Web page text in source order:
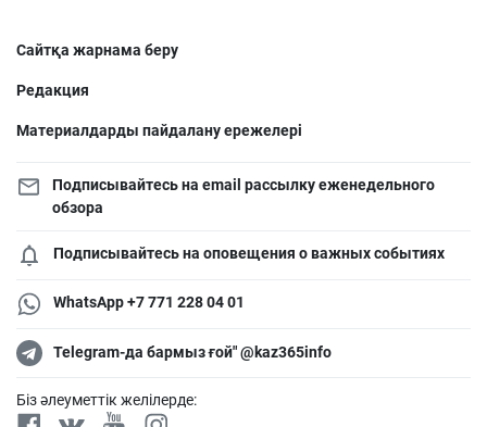
Сайтқа жарнама беру
Редакция
Материалдарды пайдалану ережелері
Подписывайтесь на email рассылку еженедельного
обзора
Подписывайтесь на оповещения о важных событиях
WhatsApp +7 771 228 04 01
Telegram-да бармыз ғой" @kaz365info
Біз әлеуметтік желілерде: